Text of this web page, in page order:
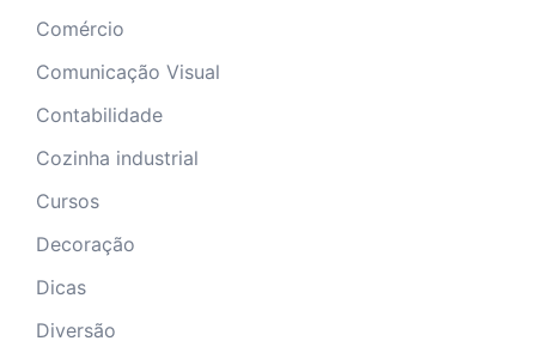
Comércio
Comunicação Visual
Contabilidade
Cozinha industrial
Cursos
Decoração
Dicas
Diversão